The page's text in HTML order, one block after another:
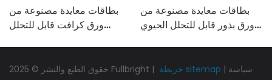
بطاقات معايدة مصنوعة من
ورق كرافت قابل للتحلل
بطاقات معايدة مصنوعة من
ورق بذور قابل للتحلل الحيوي
حقوق الطبع والنشر © 2025 Fullbright | خريطة sitemap | سياسة